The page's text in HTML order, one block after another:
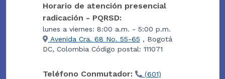
Horario de atención presencial
radicación - PQRSD:
lunes a viernes: 8:00 a.m. - 5:00 p.m.
Avenida Cra. 68 No. 55-65 , Bogotá
DC, Colombia Código postal: 111071
Teléfono Conmutador:
(601)